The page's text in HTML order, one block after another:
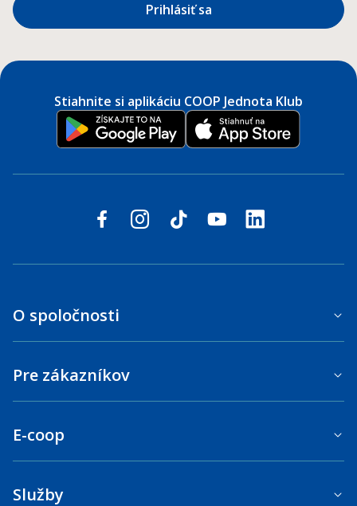
Prihlásiť sa
Stiahnite si aplikáciu COOP Jednota Klub
Sledujte nás na sociálnych sieťach
facebookinstagram
tiktok youtubelinkedin
O spoločnosti
Pre zákazníkov
E-coop
Služby